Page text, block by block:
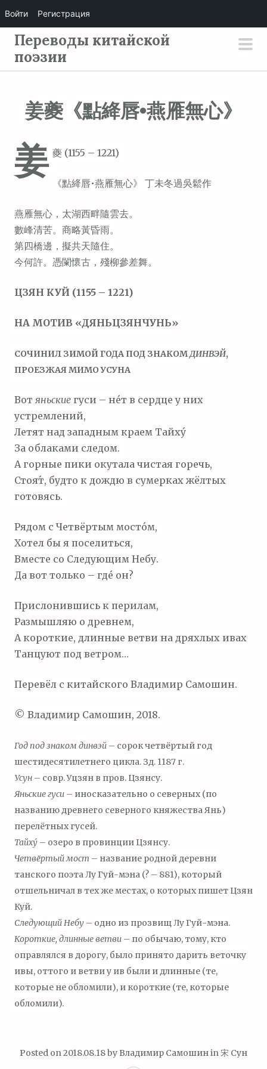
р
Переводы китайской
поэзии
姜夔《點絳唇•燕雁無心》
姜 夔 (1155 – 1221)
《點絳唇•燕雁無心》 丁未冬過吳鬆作
燕雁無心，太湖西畔隨雲去。
數峰清苦。商略黃昏雨。
第四橋邊，擬共天隨住。
今何許。憑闌懷古，殘柳參差舞。
ЦЗЯН КУЙ (1155 – 1221)
НА МОТИВ «ДЯНЬЦЗЯНЧУНЬ»
СОЧИНИЛ ЗИМОЙ ГОДА ПОД ЗНАКОМДИНВЭЙ,
ПРОЕЗЖАЯ МИМО УСУНА
Вот яньские гуси – не́т в сердце у них
устремлений,
Летят над западным краем Тайху́
За облаками следом.
А горные пики окутала чистая горечь,
Стоя́т, будто к дождю в сумерках жёлтых
готовясь.
Рядом с Четвёртым мосто́м,
Хотел бы я поселиться,
Вместе со Следующим Небу.
Да вот только – где́ он?
Прислонившись к перилам,
Размышляю о древнем,
А короткие, длинные ветви на дряхлых ивах
Танцуют под ветром…
Перевёл с китайского Владимир Самошин.
© Владимир Самошин, 2018.
Год под знаком динвэй – сорок четвёртый год
шестидесятилетнего цикла. Зд. 1187 г.
Усун – совр. Уцзян в пров. Цзянсу.
Яньские гуси – иносказательно о северных (по
названию древнего северного княжества Янь)
перелётных гусей.
Тайху́ – озеро в провинции Цзянсу.
Четвёртый мост – название родной деревни
танского поэта Лу Гуй-мэна (? – 881), который
отшельничал в тех же местах, о которых пишет Цзян
Куй.
Следующий Небу – одно из прозвищ Лу Гуй-мэна.
Короткие, длинные ветви – по обычаю, тому, кто
оправлялся в дорогу, было принято дарить веточку
ивы, оттого и ветви у ив были и длинные (те,
которые не обломили), и короткие (те, которые
обломили).
Posted on 2018.08.18by Владимир Самошинin 宋 Сун
Войти Регистрация